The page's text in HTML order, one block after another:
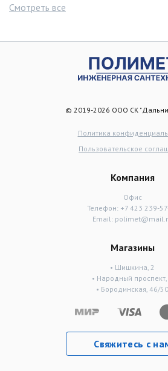
Смотреть все
© 2019-2026 ООО СК
Политика
Пользовательское
Компания
Офис
Телефон: +7 423 239-
Email:
Магазины
• Шишкина, 2
• Народный проспект,
• Бородинская, 46/50
Свяжитесь с